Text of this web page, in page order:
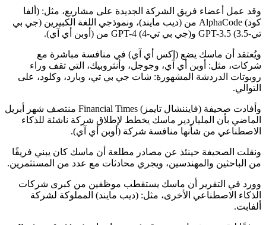
وقد عمل أعضاء فريق الشركة الجديدة على مشاريع، مثل: (ألفا
كود) AlphaCode من (ديب مايند)، ونموذجي اللغة الكبيرين (جي بي
تي-3.5) GPT-3.5 و(جي بي تي-4) GPT-4 من (أوبن أي آي).
ويُعتقد أن ماسك يضع (إكس أي آي) في منافسة مباشرة مع
شركات، مثل: أوبن أي آي، وجوجل، وأنثروبيك، التي تقف وراء
روبوتات الدردشة المشهورة: شات جي بي تي، وبارد، وكلود، على
التوالي.
وأفادت صحيفة (فايننشال تايمز) Financial Times منتصف شهر أبريل
الماضي بأن الملياردير ماسك يخطط لإطلاق شركة ناشئة للذكاء
الاصطناعي من شأنها منافسة شركة (أوبن أي آي).
ونقلت الصحيفة حينئذ عن مصادر مطلعة أن ماسك كان يبني فريقًا
من الباحثين والمهندسين، ويجري محادثات مع عدد من المستثمرين.
وورد في التقرير أن ماسك يستقطب موظفين من كبرى شركات
الذكاء الاصطناعي الأخرى، مثل: (ديب مايند) المملوكة لشركة
ألفابت.